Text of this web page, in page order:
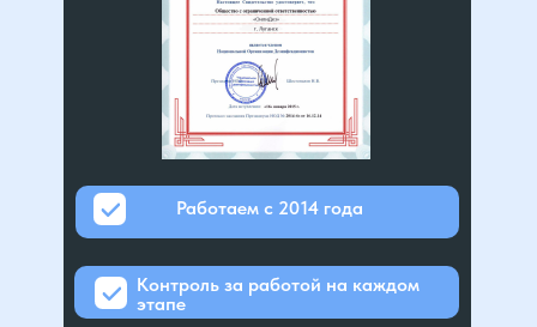
Работаем с 2014 года
Контроль за работой на каждом
этапе